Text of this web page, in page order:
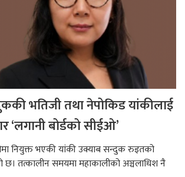
भतिजी तथा नेपोकिड यांकीलाई
‘लगानी बोर्डको सीईओ’
नियुक्त भएकी यांकी उक्याब सन्दुक रुइतको
छ। तत्कालीन समयमा महाकालीको अञ्चलाधिश नै